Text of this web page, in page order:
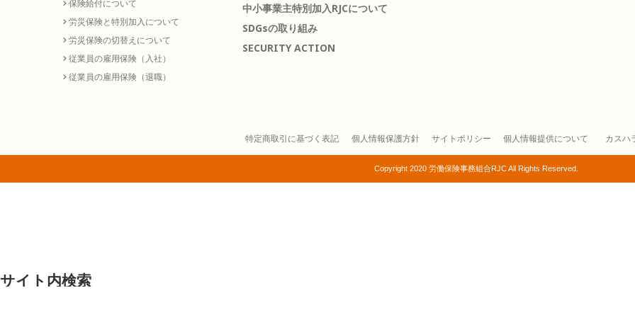
保険給付について
労災保険と特別加入について
労災保険の切替えについて
従業員の雇用保険（入社）
従業員の雇用保険（退職）
中小事業主特別加入RJCについて
SDGsの取り組み
SECURITY ACTION
特定商取引に基づく表記 個人情報保護方針 サイトポリシー 個人情報提供について カスハ
Copyright 2020 労働保険事務組合RJC All Rights Reserved.
サイト内検索